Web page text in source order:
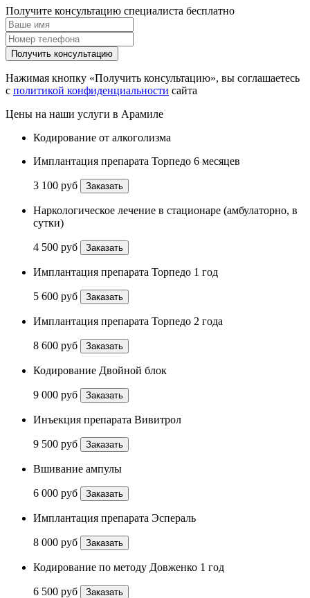
Получите консультацию специалиста бесплатно
Получить консультацию
Нажимая кнопку «Получить консультацию», вы соглашаетесь
с политикой конфиденциальности сайта
Цены на наши услуги в Арамиле
Кодирование от алкоголизма
Имплантация препарата Торпедо 6 месяцев
3 100 руб Заказать
Наркологическое лечение в стационаре (амбулаторно, в
сутки)
4 500 руб Заказать
Имплантация препарата Торпедо 1 год
5 600 руб Заказать
Имплантация препарата Торпедо 2 года
8 600 руб Заказать
Кодирование Двойной блок
9 000 руб Заказать
Инъекция препарата Вивитрол
9 500 руб Заказать
Вшивание ампулы
6 000 руб Заказать
Имплантация препарата Эспераль
8 000 руб Заказать
Кодирование по методу Довженко 1 год
6 500 руб Заказать